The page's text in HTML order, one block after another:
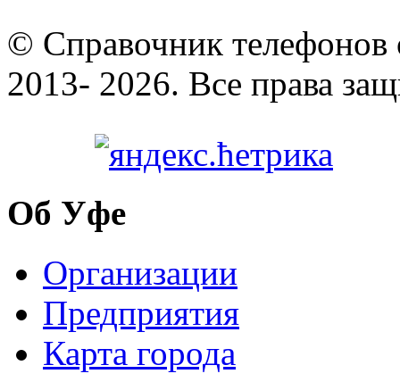
© Cправочник телефонов
2013- 2026. Все права
Об Уфе
Организации
Предприятия
Карта города